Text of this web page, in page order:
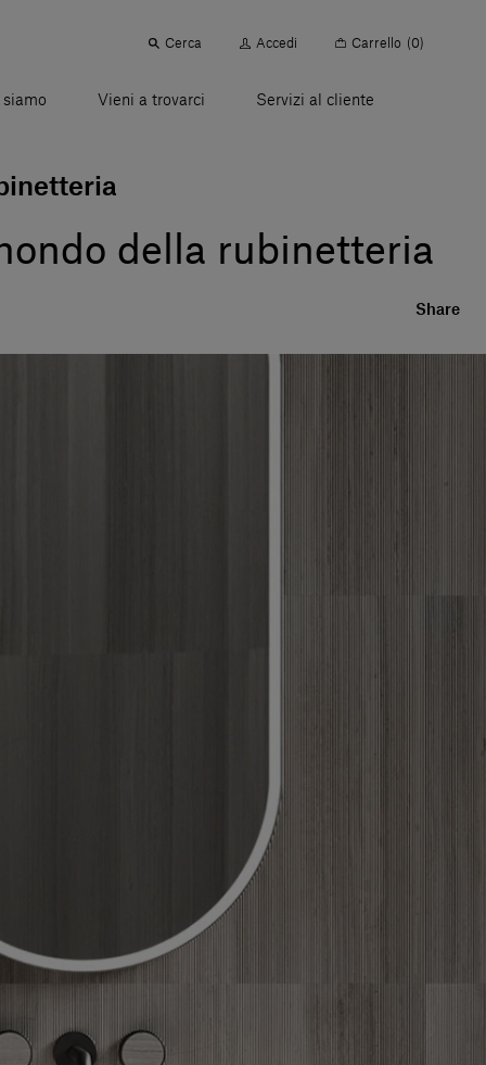
Cerca Accedi Carrello (0)
siamo Vieni a trovarci Servizi al cliente
della rubinetteria
Share